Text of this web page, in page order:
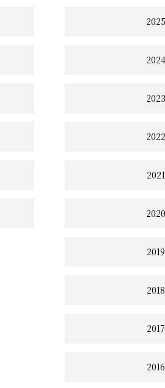
2025
2024
2023
2022
2021
2020
2019
2018
2017
2016